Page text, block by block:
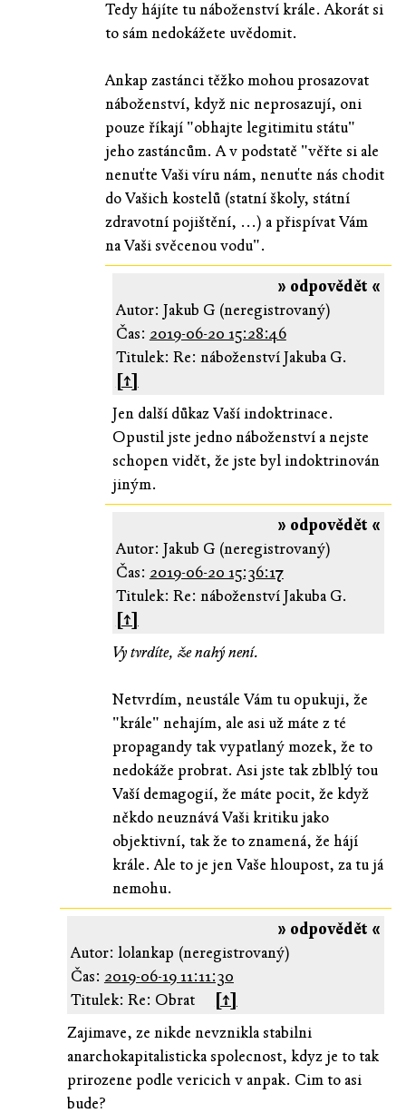
Tedy hájíte tu náboženství krále. Akorát si
to sám nedokážete uvědomit.
Ankap zastánci těžko mohou prosazovat
náboženství, když nic neprosazují, oni
pouze říkají "obhajte legitimitu státu"
jeho zastáncům. A v podstatě "věřte si ale
nenuťte Vaši víru nám, nenuťte nás chodit
do Vašich kostelů (statní školy, státní
zdravotní pojištění, ...) a přispívat Vám
na Vaši svěcenou vodu".
» odpovědět «
Autor: Jakub G (neregistrovaný)
Čas: 2019-06-20 15:28:46
Titulek: Re: náboženství Jakuba G.
[↑]
Jen další důkaz Vaší indoktrinace.
Opustil jste jedno náboženství a nejste
schopen vidět, že jste byl indoktrinován
jiným.
» odpovědět «
Autor: Jakub G (neregistrovaný)
Čas: 2019-06-20 15:36:17
Titulek: Re: náboženství Jakuba G.
[↑]
Vy tvrdíte, že nahý není.
Netvrdím, neustále Vám tu opukuji, že
"krále" nehajím, ale asi už máte z té
propagandy tak vypatlaný mozek, že to
nedokáže probrat. Asi jste tak zblblý tou
Vaší demagogií, že máte pocit, že když
někdo neuznává Vaši kritiku jako
objektivní, tak že to znamená, že hájí
krále. Ale to je jen Vaše hloupost, za tu já
nemohu.
» odpovědět «
Autor: lolankap (neregistrovaný)
Čas: 2019-06-19 11:11:30
Titulek: Re: Obrat
[↑]
Zajimave, ze nikde nevznikla stabilni
anarchokapitalisticka spolecnost, kdyz je to tak
prirozene podle vericich v anpak. Cim to asi
bude?